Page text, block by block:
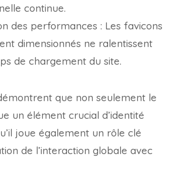
continue.
des performances : Les favicons
dimensionnés ne ralentissent
de chargement du site.
que non seulement le
un élément crucial d’identité
joue également un rôle clé
de l’interaction globale avec